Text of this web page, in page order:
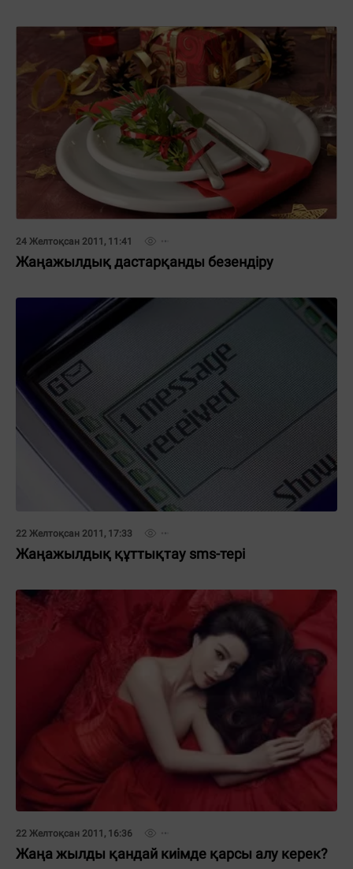
24 Желтоқсан 2011, 11:41
Жаңажылдық дастарқанды безендіру
22 Желтоқсан 2011, 17:33
Жаңажылдық құттықтау sms-тері
22 Желтоқсан 2011, 16:36
Жаңа жылды қандай киімде қарсы алу керек?